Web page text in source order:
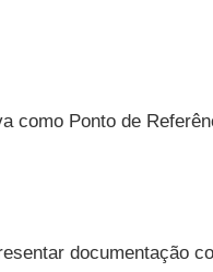
como Ponto de
documentação